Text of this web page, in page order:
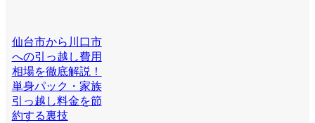
仙台市から川口市
への引っ越し費用
相場を徹底解説！
単身パック・家族
引っ越し料金を節
約する裏技